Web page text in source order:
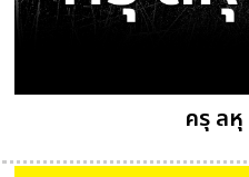
ครุ ลหุ